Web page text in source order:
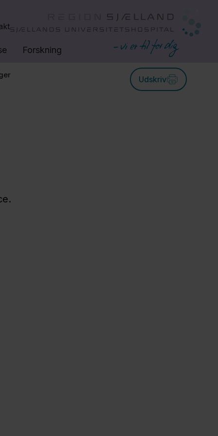
Forskning
Udskriv